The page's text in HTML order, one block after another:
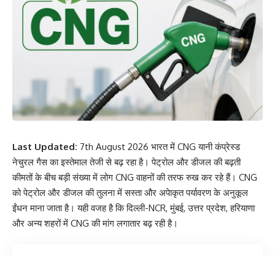
Last Updated: 7th August 2026 भारत में CNG यानी कंप्रेस्ड
नेचुरल गैस का इस्तेमाल तेजी से बढ़ रहा है। पेट्रोल और डीजल की बढ़ती
कीमतों के बीच बड़ी संख्या में लोग CNG वाहनों की तरफ रुख कर रहे हैं। CNG
को पेट्रोल और डीजल की तुलना में सस्ता और अपेाकृत पर्यावरण के अनुकूल
ईंधन माना जाता है। यही वजह है कि दिल्ली-NCR, मुंबई, उत्तर प्रदेश, हरियाणा
और अन्य शहरों में CNG की मांग लगातार बढ़ रही है।